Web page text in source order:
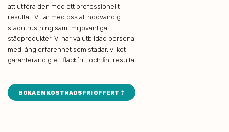
att utföra den med ett professionellt
resultat. Vi tar med oss all nödvändig
städutrustning samt miljövänliga
städprodukter. Vi har välutbildad personal
med lång erfarenhet som städar, vilket
garanterar dig ett fläckfritt och fint resultat.
BOKA EN KOSTNADSFRI OFFERT ⇡